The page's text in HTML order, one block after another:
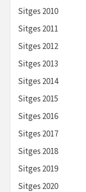
Sitges 2010
Sitges 2011
Sitges 2012
Sitges 2013
Sitges 2014
Sitges 2015
Sitges 2016
Sitges 2017
Sitges 2018
Sitges 2019
Sitges 2020